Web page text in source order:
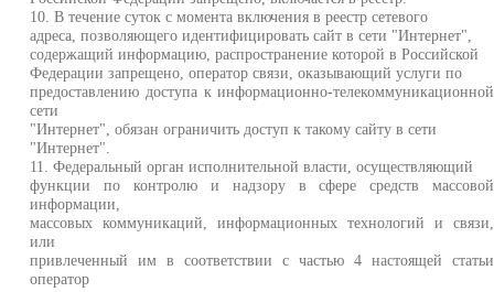
10. В течение суток с момента включения в реестр сетевого
адреса, позволяющего идентифицировать сайт в сети "Интернет",
содержащий информацию, распространение которой в Российской
Федерации запрещено, оператор связи, оказывающий услуги по
предоставлению доступа к информационно-телекоммуникационной
сети
"Интернет", обязан ограничить доступ к такому сайту в сети
"Интернет".
11. Федеральный орган исполнительной власти, осуществляющий
функции по контролю и надзору в сфере средств массовой
информации,
массовых коммуникаций, информационных технологий и связи,
или
привлеченный им в соответствии с частью 4 настоящей статьи
оператор